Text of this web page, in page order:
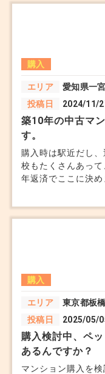
上がるケースがあ
コスト」が高くな
2. 将来の資産価値
→ 同じスペック
あるだけで売却
す。リスクを理由
ると、売却対象の
→ 治水工事や排
所・数などは自
クエリアでも「
4. 地形と周辺環
→ 川の近くだけ
なっているなど
購入
エリア
愛知県一
投稿日
2024/11/
築10年の中古マ
す。
購入時は駅近だし
校もたくさんあっ
年返済でここに決めました。 ですが
す）と 管理費と修
代もかかり、予想以上
していればこうし
購入
エリア
東京都板
投稿日
2025/05/
購入検討中、ペ
あるんですか？
マンション購入を